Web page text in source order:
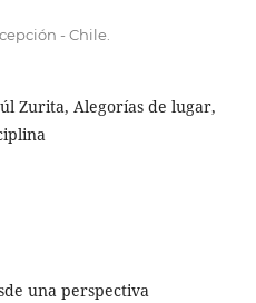
- Chile.
Zurita, Alegorías de lugar,
una perspectiva